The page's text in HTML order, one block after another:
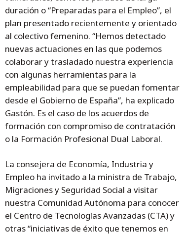
duración o “Preparadas para el Empleo”, el
plan presentado recientemente y orientado
al colectivo femenino. “Hemos detectado
nuevas actuaciones en las que podemos
colaborar y trasladado nuestra experiencia
con algunas herramientas para la
empleabilidad para que se puedan fomentar
desde el Gobierno de España”, ha explicado
Gastón. Es el caso de los acuerdos de
formación con compromiso de contratación
o la Formación Profesional Dual Laboral.
La consejera de Economía, Industria y
Empleo ha invitado a la ministra de Trabajo,
Migraciones y Seguridad Social a visitar
nuestra Comunidad Autónoma para conocer
el Centro de Tecnologías Avanzadas (CTA) y
otras “iniciativas de éxito que tenemos en